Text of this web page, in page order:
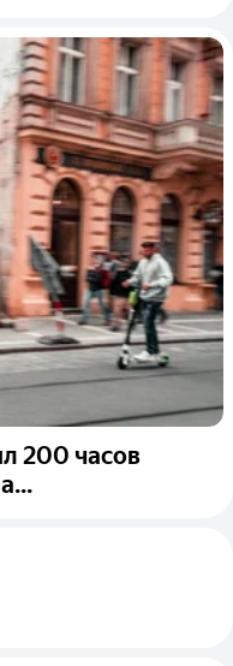
200 часов